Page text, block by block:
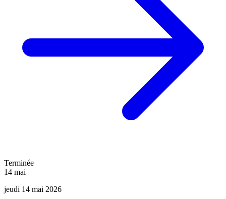
Terminée
14 mai
jeudi 14 mai 2026